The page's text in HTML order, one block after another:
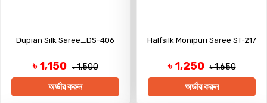
Dupian Silk Saree_DS-406
৳ 1,150 ৳ 1,500
অর্ডার করুন
Halfsilk Monipuri Saree ST-217
৳ 1,250 ৳ 1,650
অর্ডার করুন